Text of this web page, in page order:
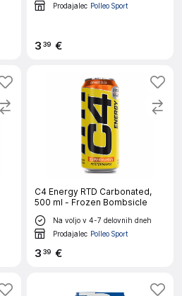
Prodajalec Polleo Sport
3 39 €
C4 Energy RTD Carbonated,
500 ml - Frozen Bombsicle
Na voljo v 4-7 delovnih dneh
Prodajalec Polleo Sport
3 39 €